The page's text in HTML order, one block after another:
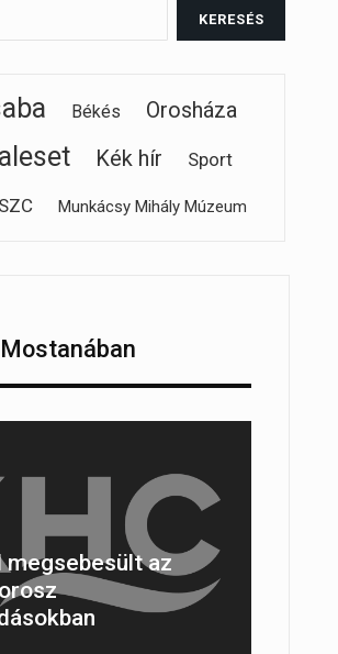
Békés
Orosháza
Kék hír Sport
Munkácsy Mihály Múzeum
Mostanában
megsebesült az